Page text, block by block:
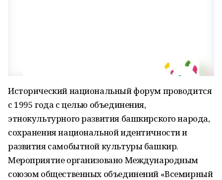
Исторический национальный форум проводится
с 1995 года с целью объединения,
этнокультурного развития башкирского народа,
сохранения национальной идентичности и
развития самобытной культуры башкир.
Мероприятие организовано Международным
союзом общественных объединений «Всемирный